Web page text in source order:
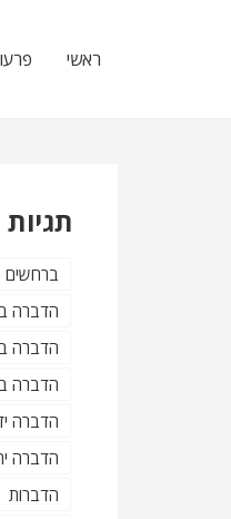
navigation
content
ראשי
ברחשים
הדברה
הדברה
הדברה
הדברה
הדברה
הדברות